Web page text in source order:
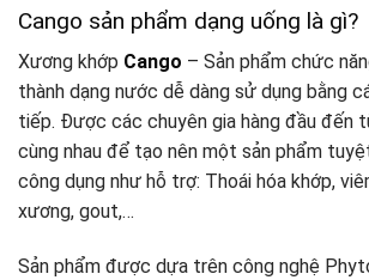
Cango sản phẩm dạng uống là gì?
Xương khớp Cango – Sản phẩm chức
thành dạng nước dễ dàng sử dụng bằng
tiếp. Được các chuyên gia hàng đầu đến
cùng nhau để tạo nên một sản phẩm
công dụng như hỗ trợ: Thoái hóa khớp,
xương, gout,…
Sản phẩm được dựa trên công nghệ